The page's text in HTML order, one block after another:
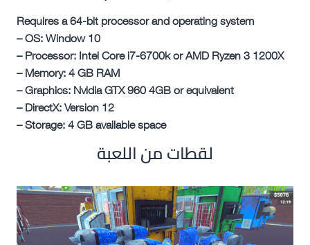
Requires a 64-bit processor and operating system
– OS: Window 10
– Processor: Intel Core i7-6700k or AMD Ryzen 3 1200X
– Memory: 4 GB RAM
– Graphics: Nvidia GTX 960 4GB or equivalent
– DirectX: Version 12
– Storage: 4 GB available space
لقطات من اللعبة